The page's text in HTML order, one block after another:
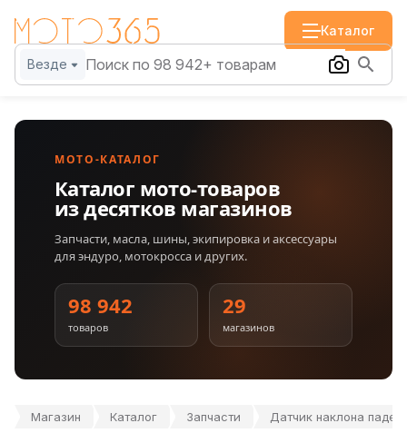
Каталог
Везде
МОТО-КАТАЛОГ
Каталог мото-товаров
из десятков магазинов
Запчасти, масла, шины, экипировка и аксессуары
для эндуро, мотокросса и других.
98 942
товаров
29
магазинов
Магазин Каталог Запчасти Датчик наклона